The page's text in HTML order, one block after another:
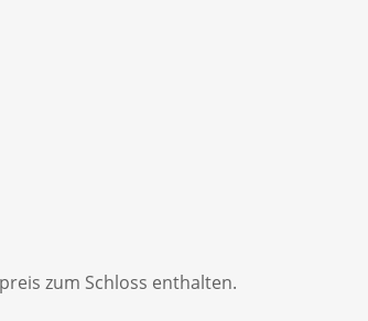
zum Schloss enthalten.